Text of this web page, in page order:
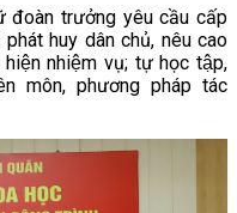
đoàn trưởng yêu cầu cấp
huy dân chủ, nêu cao
nhiệm vụ; tự học tập,
môn, phương pháp tác